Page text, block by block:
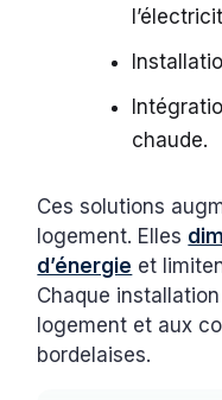
chaude.
Ces solutions
logement. Elles
d’énergie et
Chaque
logement et aux
bordelaises.